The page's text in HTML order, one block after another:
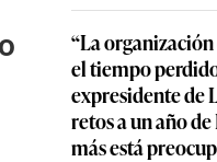
“La
el tiempo
expresidente de
retos a un año
más está